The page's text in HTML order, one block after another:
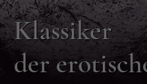
Klassiker
der